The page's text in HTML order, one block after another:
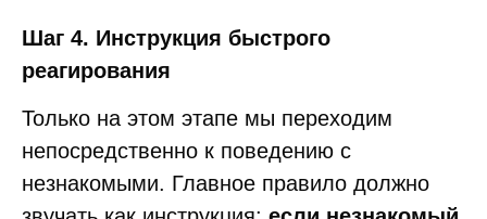
Шаг 4. Инструкция быстрого
реагирования
Только на этом этапе мы переходим
непосредственно к поведению с
незнакомыми. Главное правило должно